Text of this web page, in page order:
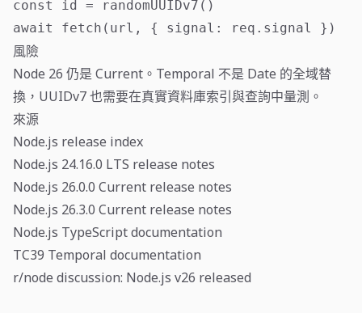
const id = randomUUIDv7()
await fetch(url, { signal: req.signal })
風險
Node 26 仍是 Current。Temporal 不是 Date 的全域替
換，UUIDv7 也需要在真實資料庫索引與查詢中量測。
來源
Node.js release index
Node.js 24.16.0 LTS release notes
Node.js 26.0.0 Current release notes
Node.js 26.3.0 Current release notes
Node.js TypeScript documentation
TC39 Temporal documentation
r/node discussion: Node.js v26 released